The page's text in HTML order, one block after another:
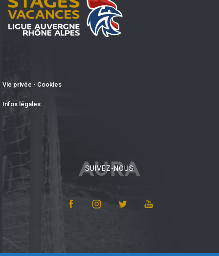
Vie privée - Cookies
Infos légales
AURA
SUIVEZ-NOUS